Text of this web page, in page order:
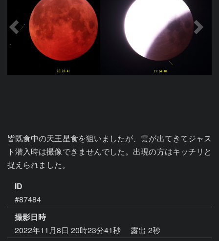
皆既食中の天王星食を狙いましたが、雲が出てきてジャス
ト潜入時は撮像できませんでした。出現の方はキッチリと
捉えられました。
ID
#87484
撮影日時
2022年11月8日 20時23分41秒
露出 2秒